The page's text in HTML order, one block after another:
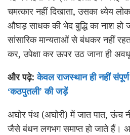
चमत्कार नहीं दिखाता, उसका ध्येय
औघड़ साधक की भेद बुद्धि का नाश हो
सांसारिक मान्यताओं से बंधकर नहीं
कर, उपेक्षा कर ऊपर उठ जाना ही
और पढ़े:केवल राजस्थान ही नहीं
‘कठपुतली’ की जड़ें
अघोर पंथ (अघोरी) में जात पात, ऊंच
जैसे बंधन लगभग समाप्त हो जाते हैं।